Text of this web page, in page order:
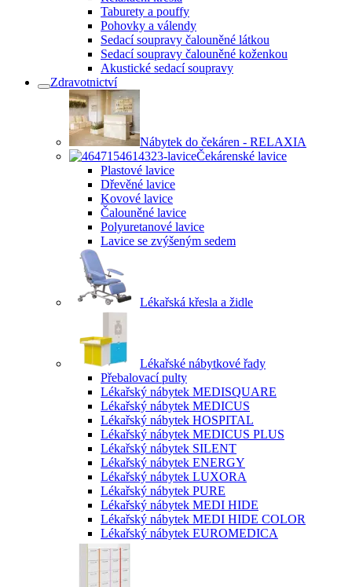
Taburety a pouffy
Pohovky a válendy
Sedací soupravy čalouněné látkou
Sedací soupravy čalouněné koženkou
Akustické sedací soupravy
Zdravotnictví
Nábytek do čekáren - RELAXIA
Čekárenské lavice
Plastové lavice
Dřevěné lavice
Kovové lavice
Čalouněné lavice
Polyuretanové lavice
Lavice se zvýšeným sedem
Lékařská křesla a židle
Lékařské nábytkové řady
Přebalovací pulty
Lékařský nábytek MEDISQUARE
Lékařský nábytek MEDICUS
Lékařský nábytek HOSPITAL
Lékařský nábytek MEDICUS PLUS
Lékařský nábytek SILENT
Lékařský nábytek ENERGY
Lékařský nábytek LUXORA
Lékařský nábytek PURE
Lékařský nábytek MEDI HIDE
Lékařský nábytek MEDI HIDE COLOR
Lékařský nábytek EUROMEDICA